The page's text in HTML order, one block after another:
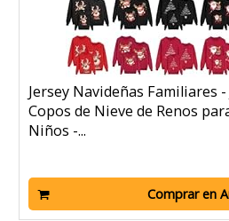
Jersey Navideñas Familiares
Copos de Nieve de Renos
Niños -...
Comprar en